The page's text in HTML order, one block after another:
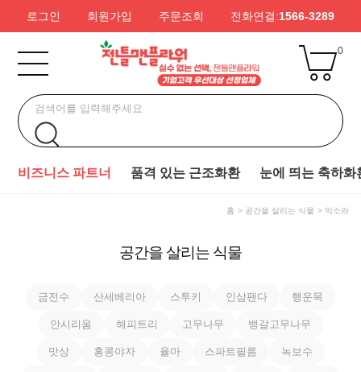
로그인 회원가입 주문조회 전화연결:1566-3289
0
비즈니스 파트너 품격 있는 근조화환 눈에 띄는 축하화
홈 공간을 살리는 식물 익소라
공간을 살리는 식물
금전수 산세베리아 스투키 인삼팬다 행운목
안시리움 해피트리 고무나무 뱅갈고무나무
맛상 홍콩야자 율마 스파트필름 녹보수